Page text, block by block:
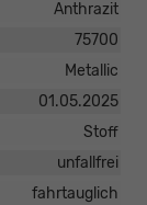
Anthrazit
75700
Metallic
01.05.2025
Stoff
unfallfrei
fahrtauglich